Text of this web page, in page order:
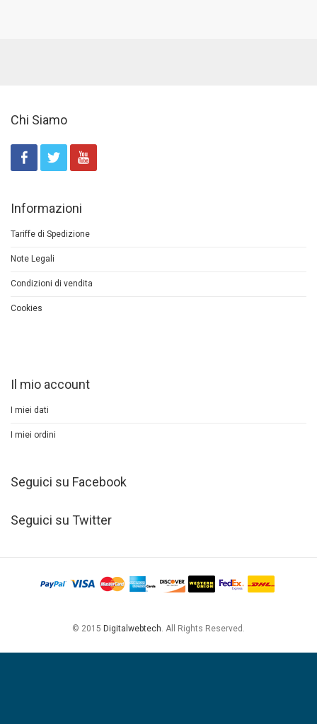
Chi Siamo
Informazioni
Tariffe di Spedizione
Note Legali
Condizioni di vendita
Cookies
Il mio account
I miei dati
I miei ordini
Seguici su Facebook
Seguici su Twitter
© 2015 Digitalwebtech . All Rights Reserved.